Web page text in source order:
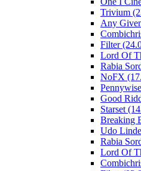
Trivium
Any
Filter
Lord Of
Rabia
NoFX
Good
Starset
Breaking
Udo
Rabia
Lord Of